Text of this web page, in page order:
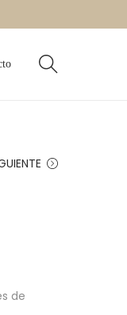
de